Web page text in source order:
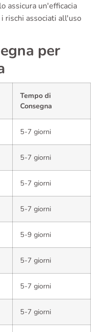
assicura un'efficacia
rischi associati all'uso
per
Tempo di
Consegna
5-7 giorni
5-7 giorni
5-7 giorni
5-7 giorni
5-9 giorni
5-7 giorni
5-7 giorni
5-7 giorni